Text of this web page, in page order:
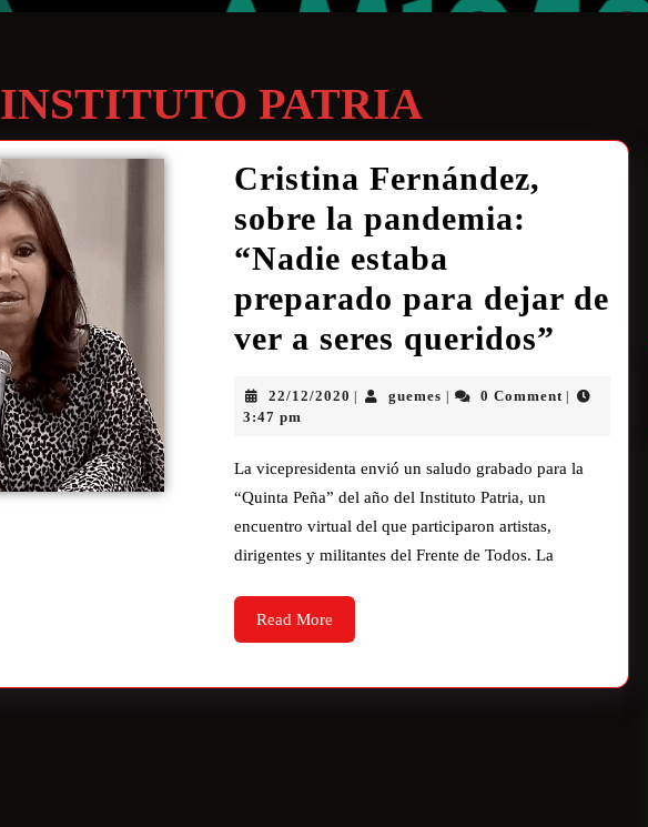
INSTITUTO PATRIA
Cristina Fernández,
sobre la pandemia:
“Nadie estaba
preparado para dejar de
ver a seres queridos”
22/12/2020 guemes 0 Comment
3:47 pm
La vicepresidenta envió un saludo grabado para la
“Quinta Peña” del año del Instituto Patria, un
encuentro virtual del que participaron artistas,
dirigentes y militantes del Frente de Todos. La
Read More